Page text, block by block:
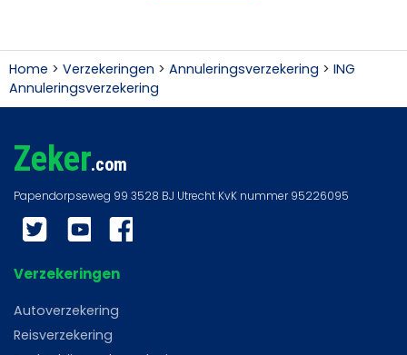
Home > Verzekeringen > Annuleringsverzekering > ING
Annuleringsverzekering
Zeker.com
Twitter YouTube
Verzekeringen
Autoverzekering
Reisverzekering